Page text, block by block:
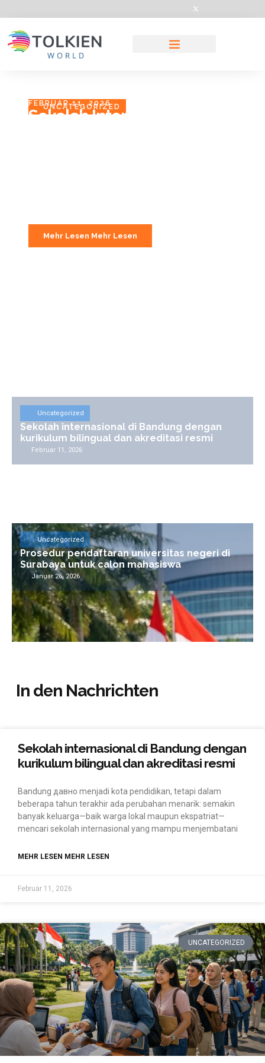
UNCATEGORIZED
FEBRUAR 11, 2026
Sekolah Internasional Di
Mehr Lesen Mehr Lesen
Uncategorized
Sekolah internasional di Bandung dengan
kurikulum bilingual dan akreditasi resmi
Februar 11, 2026
Uncategorized
Prosedur pendaftaran universitas negeri di
Surabaya untuk calon mahasiswa
Januar 26, 2026
In den Nachrichten
Sekolah internasional di Bandung dengan
kurikulum bilingual dan akreditasi resmi
Bandung давно menjadi kota pendidikan, tetapi dalam
beberapa tahun terakhir ada perubahan menarik: semakin
banyak keluarga—baik warga lokal maupun ekspatriat—
mencari sekolah internasional yang mampu menjembatani
MEHR LESEN MEHR LESEN
Februar 11, 2026
UNCATEGORIZED